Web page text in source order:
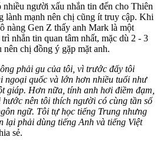
người xấu nhắn tin đến cho Thiên
lành mạnh nên chị cũng ít truy cập. Khi
nàng Gen Z thấy anh Mark là một
nhắn tin quan tâm nhất, mặc dù 2 - 3
chị đồng ý gặp mặt anh.
phải gu của tôi, vì trước đấy tôi
ngoại quốc và lớn hơn nhiều tuổi như
giáp. Hơn nữa, tính anh hơi điềm đạm,
nên tôi thích người có cùng tần số
ngữ. Tôi tự học tiếng Trung nhưng
lại phải dùng tiếng Anh và tiếng Việt
sẻ.